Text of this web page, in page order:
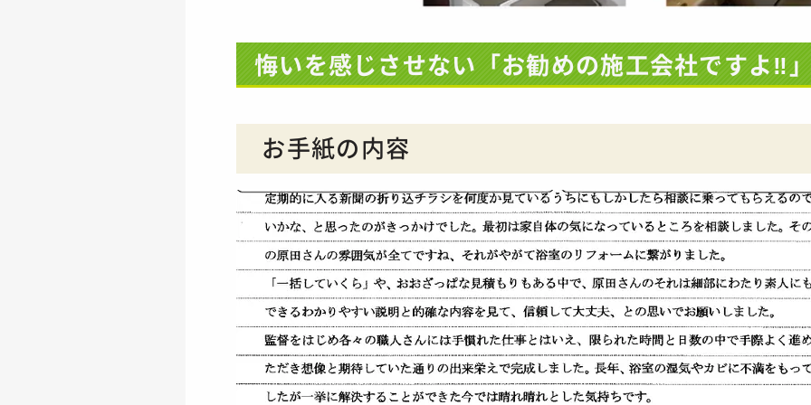
悔いを感じさせない「お勧めの施工会社ですよ‼
お手紙の内容